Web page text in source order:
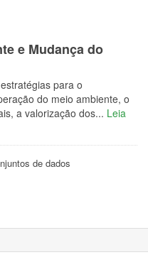
e Mudança do
para o
do meio ambiente, o
a valorização dos... Leia
de dados